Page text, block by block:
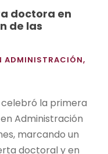
doctora en
de las
ADMINISTRACIÓN,
celebró la primera
Administración
marcando un
doctoral y en